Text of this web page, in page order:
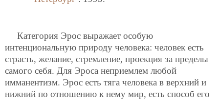
Категория Эрос выражает особую
интенциональную природу человека: человек есть
страсть, желание, стремление, проекция за пределы
самого себя. Для Эроса неприемлем любой
имманентизм. Эрос есть тяга человека в верхний и
нижний по отношению к нему мир, есть способ его